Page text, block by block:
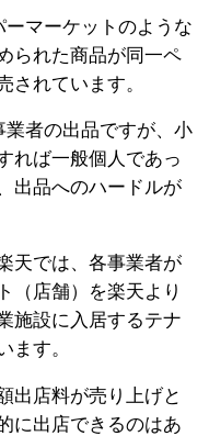
マーケットのような
られた商品が同一ペ
されています。
者の出品ですが、小
れば一般個人であっ
出品へのハードルが
天では、各事業者が
（店舗）を楽天より
施設に入居するテナ
ます。
出店料が売り上げと
に出店できるのはあ